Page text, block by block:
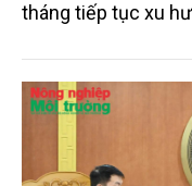
tháng tiếp tục xu
trưởng khá. Diện
thủy sản đều tăng